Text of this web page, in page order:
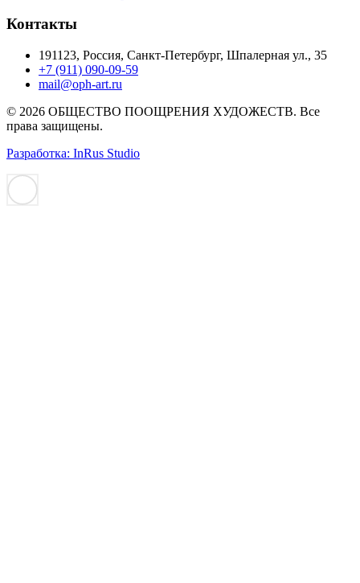
Контакты
191123, Россия, Санкт-Петербург, Шпалерная ул., 35
+7 (911) 090-09-59
mail@oph-art.ru
© 2026 ОБЩЕСТВО ПООЩРЕНИЯ ХУДОЖЕСТВ. Все
права защищены.
Разработка: InRus Studio